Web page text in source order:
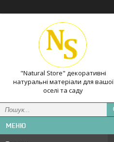
"Natural Store" декоративні
натуральні матеріали для вашої
оселі та саду